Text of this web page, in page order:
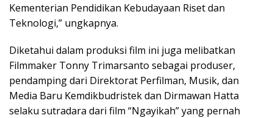
Kementerian Pendidikan Kebudayaan Riset dan
Teknologi,” ungkapnya.
Diketahui dalam produksi film ini juga melibatkan
Filmmaker Tonny Trimarsanto sebagai produser,
pendamping dari Direktorat Perfilman, Musik, dan
Media Baru Kemdikbudristek dan Dirmawan Hatta
selaku sutradara dari film “Ngayikah” yang pernah